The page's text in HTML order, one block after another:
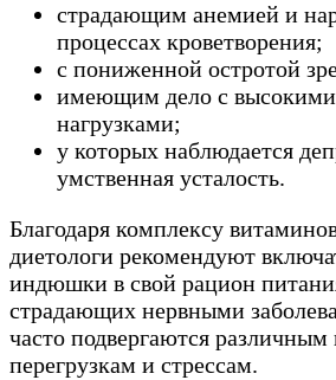
страдающим анемией и
процессах кроветворения;
с пониженной остротой
имеющим дело с
нагрузками;
у которых наблюдается
умственная усталость.
Благодаря комплексу
диетологи рекомендуют
индюшки в свой рацион
страдающих нервными
часто подвергаются
перегрузкам и стрессам.